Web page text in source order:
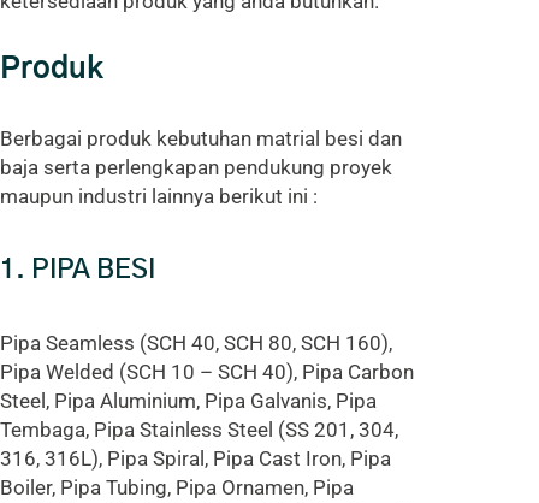
Produk
Berbagai produk kebutuhan matrial besi dan
baja serta perlengkapan pendukung proyek
maupun industri lainnya berikut ini :
1. PIPA BESI
Pipa Seamless (SCH 40, SCH 80, SCH 160),
Pipa Welded (SCH 10 – SCH 40), Pipa Carbon
Steel, Pipa Aluminium, Pipa Galvanis, Pipa
Tembaga, Pipa Stainless Steel (SS 201, 304,
316, 316L), Pipa Spiral, Pipa Cast Iron, Pipa
Boiler, Pipa Tubing, Pipa Ornamen, Pipa